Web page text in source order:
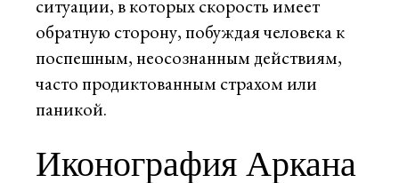
ситуации, в которых скорость имеет
обратную сторону, побуждая человека к
поспешным, неосознанным действиям,
часто продиктованным страхом или
паникой.
Иконография Аркана